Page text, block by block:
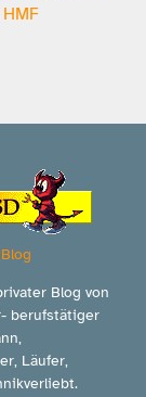
Blog von
berufstätiger
Läufer,